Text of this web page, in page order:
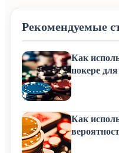
Рекомендуемые
Как
покере
Как